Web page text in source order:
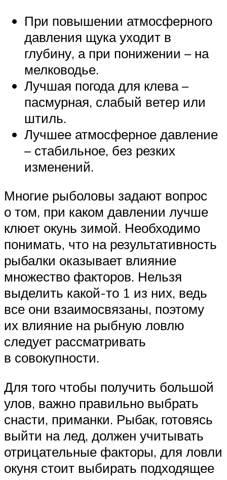
При повышении атмосферного
давления щука уходит в
глубину, а при понижении – на
мелководье.
Лучшая погода для клева –
пасмурная, слабый ветер или
штиль.
Лучшее атмосферное давление
– стабильное, без резких
изменений.
Многие рыболовы задают вопрос
о том, при каком давлении лучше
клюет окунь зимой. Необходимо
понимать, что на результативность
рыбалки оказывает влияние
множество факторов. Нельзя
выделить какой-то 1 из них, ведь
все они взаимосвязаны, поэтому
их влияние на рыбную ловлю
следует рассматривать
в совокупности.
Для того чтобы получить большой
улов, важно правильно выбрать
снасти, приманки. Рыбак, готовясь
выйти на лед, должен учитывать
отрицательные факторы, для ловли
окуня стоит выбирать подходящее